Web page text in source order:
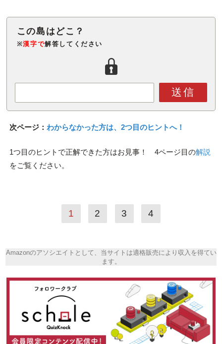
※漢字で解答してください
送信
次ページ： わからなかった方は、2つ目のヒントへ！
1つ目のヒントで正解できた方はお見事！ 4ページ目の解説
をご覧ください。
1 2 3 4
Amazonのアソシエイトとして、当サイトは適格販売により収入を得てい
ます。